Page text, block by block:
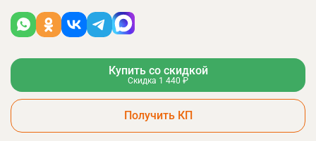
Купить со скидкой
Скидка 1 440 ₽
Получить КП